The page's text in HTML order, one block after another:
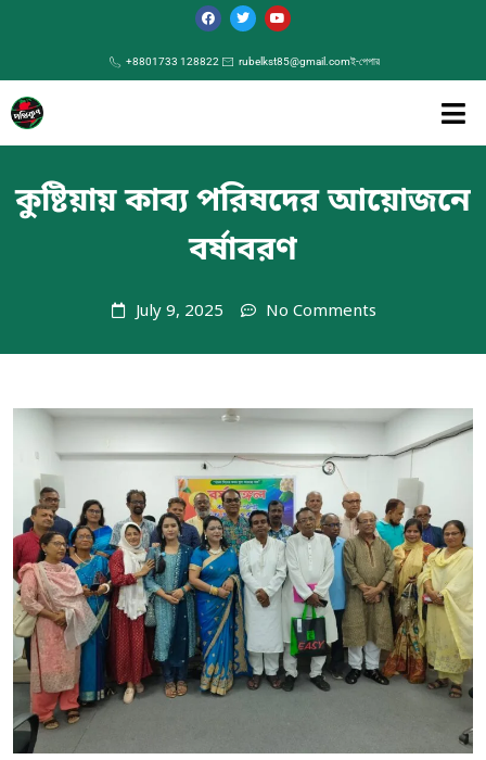
+8801733 128822 rubelkst85@gmail.comই-পেপার
কুষ্টিয়ায় কাব্য পরিষদের আয়োজনে
বর্ষাবরণ
July 9, 2025 No Comments